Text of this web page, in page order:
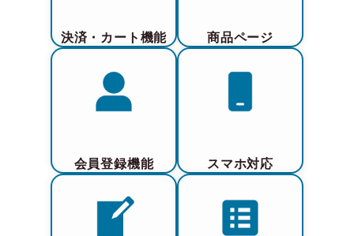
決済・カート機能 商品ページ
会員登録機能 スマホ対応